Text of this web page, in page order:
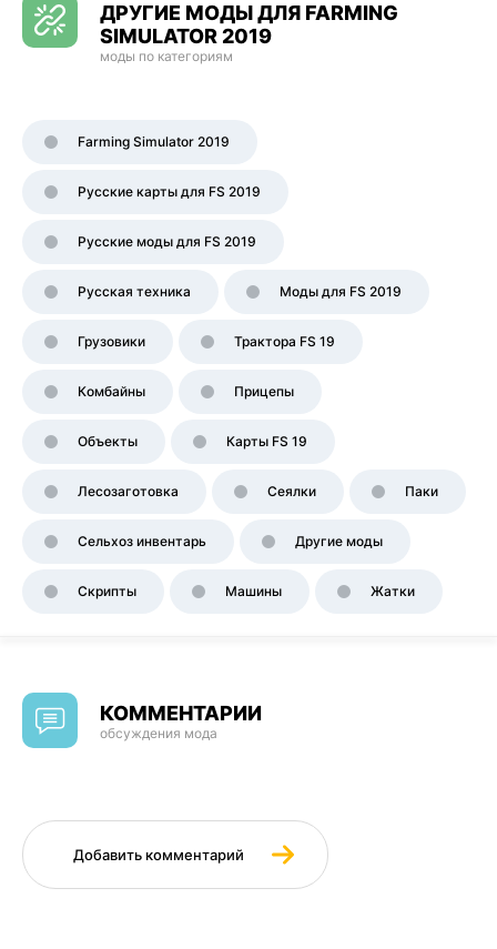
ДРУГИЕ МОДЫ ДЛЯ FARMING
SIMULATOR 2019
моды по категориям
Farming Simulator 2019
Русские карты для FS 2019
Русские моды для FS 2019
Русская техника Моды для FS 2019
Грузовики Трактора FS 19
Комбайны Прицепы
Объекты Карты FS 19
Лесозаготовка Сеялки Паки
Сельхоз инвентарь Другие моды
Скрипты Машины Жатки
КОММЕНТАРИИ
обсуждения мода
Добавить комментарий